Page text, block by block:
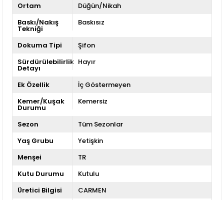
Ortam
Düğün/Nikah
Baskı/Nakış
Tekniği
Baskısız
Dokuma Tipi
Şifon
Sürdürülebilirlik
Detayı
Hayır
Ek Özellik
İç Göstermeyen
Kemer/Kuşak
Durumu
Kemersiz
Sezon
Tüm Sezonlar
Yaş Grubu
Yetişkin
Menşei
TR
Kutu Durumu
Kutulu
Üretici Bilgisi
CARMEN